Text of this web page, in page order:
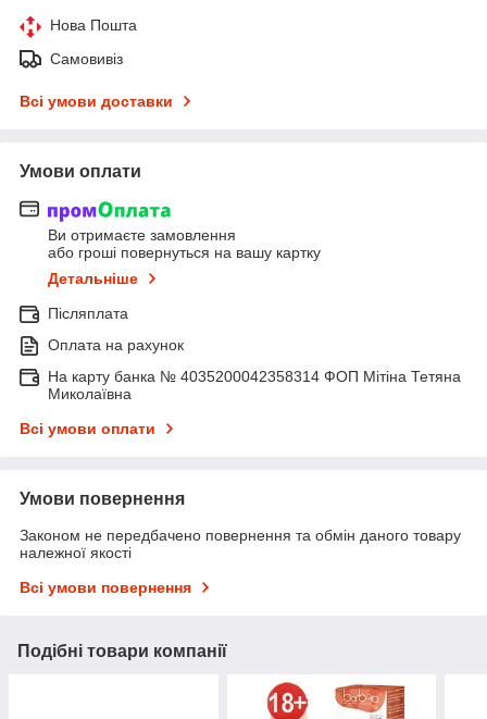
Нова Пошта
Самовивіз
Всі умови доставки
Умови оплати
Ви отримаєте замовлення
або гроші повернуться на вашу картку
Детальніше
Післяплата
Оплата на рахунок
На карту банка № 4035200042358314 ФОП Мітіна Тетяна
Миколаївна
Всі умови оплати
Умови повернення
Законом не передбачено повернення та обмін даного товару
належної якості
Всі умови повернення
Подібні товари компанії